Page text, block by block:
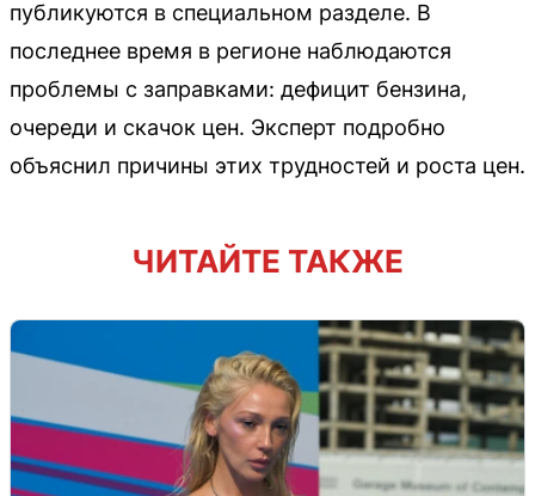
публикуются в специальном разделе. В
последнее время в регионе наблюдаются
проблемы с заправками: дефицит бензина,
очереди и скачок цен. Эксперт подробно
объяснил причины этих трудностей и роста цен.
ЧИТАЙТЕ ТАКЖЕ